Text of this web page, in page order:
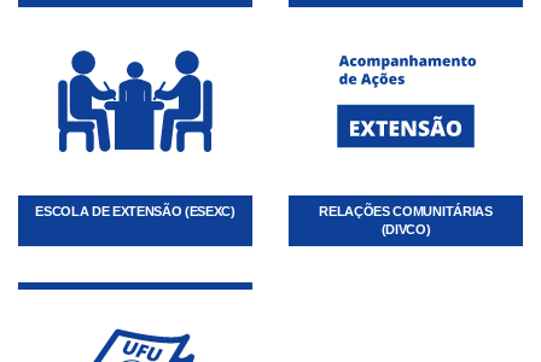
ESCOLA DE EXTENSÃO (ESEXC)
RELAÇÕES COMUNITÁRIAS
(DIVCO)